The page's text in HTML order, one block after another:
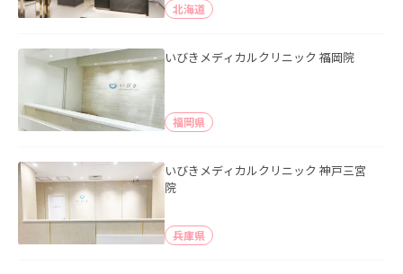
北海道
いびきメディカルクリニック 福岡院
福岡県
いびきメディカルクリニック 神戸三宮
院
兵庫県